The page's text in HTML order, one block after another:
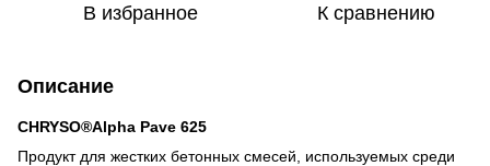
В избранное К сравнению
Описание
CHRYSO®Alpha Pave 625
Продукт для жестких бетонных смесей, используемых среди